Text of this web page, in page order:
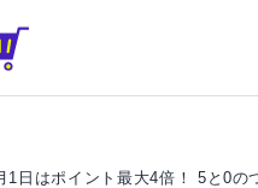
1日はポイント最大4倍！ 5と0の